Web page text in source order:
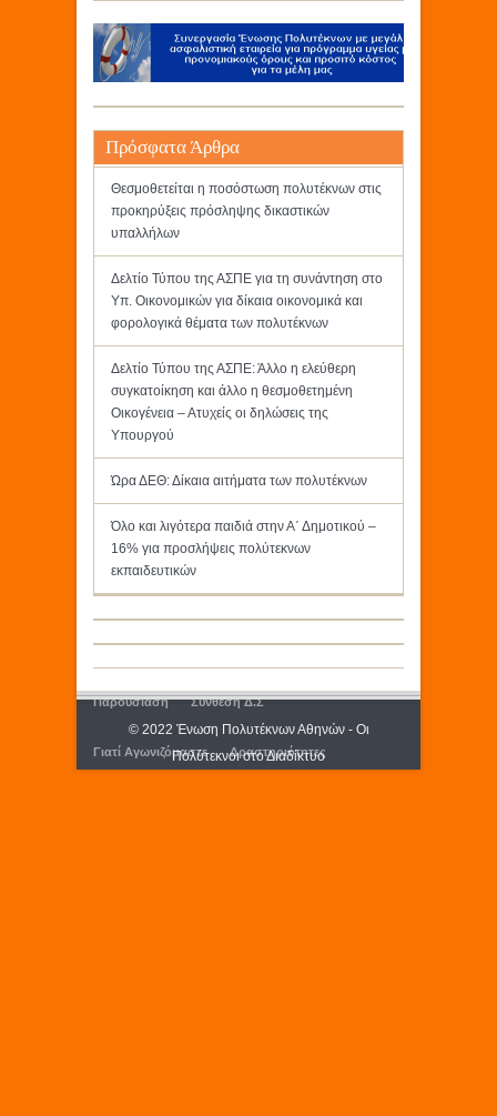
Πρόσφατα Άρθρα
Θεσμοθετείται η ποσόστωση πολυτέκνων στις
προκηρύξεις πρόσληψης δικαστικών
υπαλλήλων
Δελτίο Τύπου της ΑΣΠΕ για τη συνάντηση στο
Υπ. Οικονομικών για δίκαια οικονομικά και
φορολογικά θέματα των πολυτέκνων
Δελτίο Τύπου της ΑΣΠΕ: Άλλο η ελεύθερη
συγκατοίκηση και άλλο η θεσμοθετημένη
Οικογένεια – Ατυχείς οι δηλώσεις της
Υπουργού
Ώρα ΔΕΘ: Δίκαια αιτήματα των πολυτέκνων
Όλο και λιγότερα παιδιά στην Α΄ Δημοτικού –
16% για προσλήψεις πολύτεκνων
εκπαιδευτικών
Παρουσίαση Σύνθεση Δ.Σ
Γιατί Αγωνιζόμαστε Δραστηριότητες
© 2022 Ένωση Πολυτέκνων Αθηνών - Οι
Πολύτεκνοι στο Διαδίκτυο